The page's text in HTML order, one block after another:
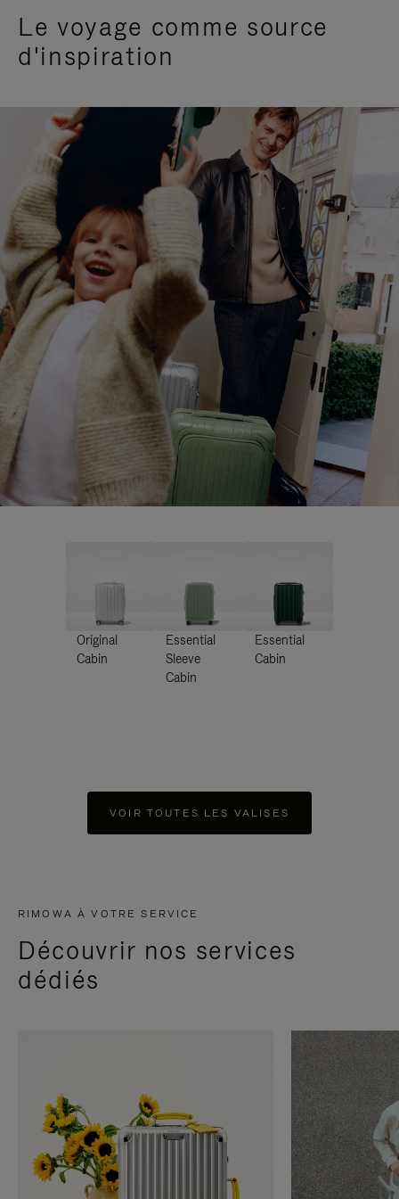
Le voyage comme source
d'inspiration
Original
Cabin
Essential
Sleeve
Cabin
Essential
Cabin
VOIR TOUTES LES VALISES
RIMOWA À VOTRE SERVICE
Découvrir nos services
dédiés